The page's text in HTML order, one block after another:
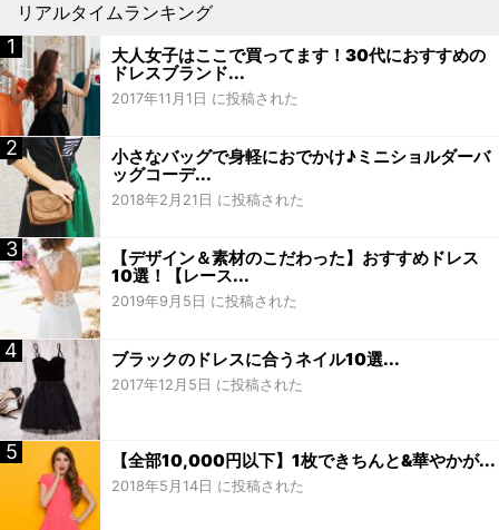
リアルタイムランキング
大人女子はここで買ってます！30代におすすめの
ドレスブランド...
2017年11月1日 に投稿された
小さなバッグで身軽におでかけ♪ミニショルダーバ
ッグコーデ...
2018年2月21日 に投稿された
【デザイン＆素材のこだわった】おすすめドレス
10選！【レース...
2019年9月5日 に投稿された
ブラックのドレスに合うネイル10選...
2017年12月5日 に投稿された
【全部10,000円以下】1枚できちんと&華やかが...
2018年5月14日 に投稿された